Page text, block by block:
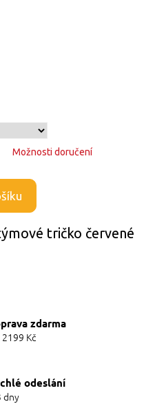
Možnosti doručení
tričko červené
zdarma
Kč
odeslání
dny